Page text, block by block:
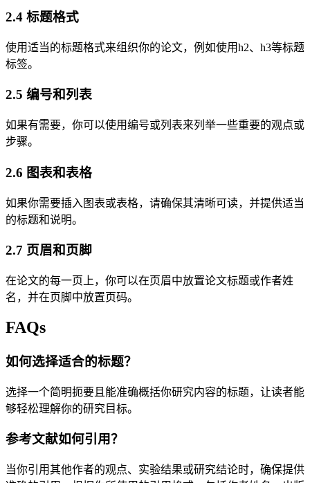
2.4 标题格式
使用适当的标题格式来组织你的论文，例如使用h2、h3等标题
标签。
2.5 编号和列表
如果有需要，你可以使用编号或列表来列举一些重要的观点或
步骤。
2.6 图表和表格
如果你需要插入图表或表格，请确保其清晰可读，并提供适当
的标题和说明。
2.7 页眉和页脚
在论文的每一页上，你可以在页眉中放置论文标题或作者姓
名，并在页脚中放置页码。
FAQs
如何选择适合的标题？
选择一个简明扼要且能准确概括你研究内容的标题，让读者能
够轻松理解你的研究目标。
参考文献如何引用？
当你引用其他作者的观点、实验结果或研究结论时，确保提供